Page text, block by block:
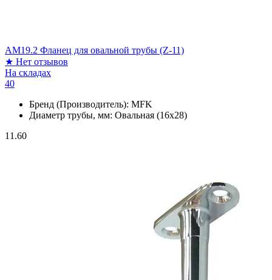
АМ19.2 Фланец для овальной трубы (Z-11)
★ Нет отзывов
На складах
40
Бренд (Производитель): MFK
Диаметр трубы, мм: Овальная (16х28)
11.60